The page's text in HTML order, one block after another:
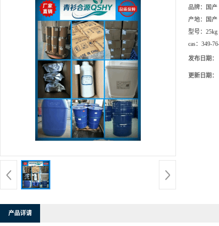
品牌：
国产
产地：
国产
型号： 25kg
cas： 349-
发布日期：
更新日期：
产品详请